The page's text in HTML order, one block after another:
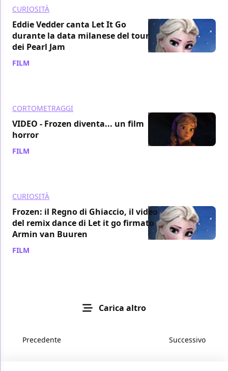
CURIOSITÀ
Eddie Vedder canta Let It Go
durante la data milanese del tour
dei Pearl Jam
FILM
CORTOMETRAGGI
VIDEO - Frozen diventa... un film
horror
FILM
CURIOSITÀ
Frozen: il Regno di Ghiaccio, il video
del remix dance di Let it go firmato
Armin van Buuren
FILM
Carica altro
Precedente Successivo